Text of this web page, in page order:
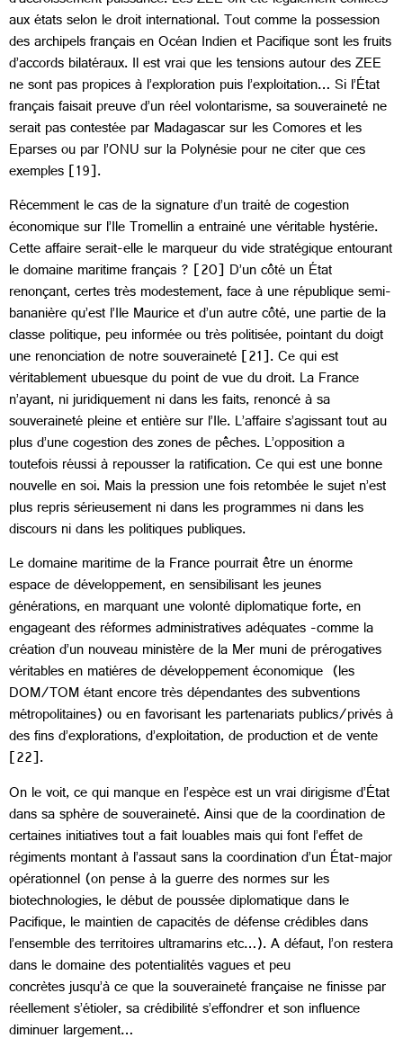
aux états selon le droit international. Tout comme la possession
des archipels français en Océan Indien et Pacifique sont les fruits
d’accords bilatéraux. Il est vrai que les tensions autour des ZEE
ne sont pas propices à l’exploration puis l’exploitation… Si l’État
français faisait preuve d’un réel volontarisme, sa souveraineté ne
serait pas contestée par Madagascar sur les Comores et les
Eparses ou par l’ONU sur la Polynésie pour ne citer que ces
exemples [19].
Récemment le cas de la signature d’un traité de cogestion
économique sur l’Ile Tromellin a entrainé une véritable hystérie.
Cette affaire serait-elle le marqueur du vide stratégique entourant
le domaine maritime français ? [20] D’un côté un État
renonçant, certes très modestement,face à une république semi-
bananière qu’est l’Ile Maurice et d’un autre côté, une partie de la
classe politique, peu informée ou très politisée,pointant du doigt
une renonciation de notre souveraineté [21]. Ce qui est
véritablement ubuesque du point de vue du droit. La France
n’ayant, ni juridiquement ni dans les faits, renoncé à sa
souveraineté pleine et entière sur l’Ile. L’affaire s’agissant tout au
plus d’une cogestion des zones de pêches. L’opposition a
toutefois réussi à repousser la ratification. Ce qui est une bonne
nouvelle en soi. Mais la pression une fois retombée le sujet n’est
plus repris sérieusement ni dans les programmes ni dans les
discours ni dans les politiques publiques.
Le domaine maritime de la France pourrait être un énorme
espace de développement, en sensibilisant les jeunes
générations, en marquant une volonté diplomatique forte, en
engageant des réformes administratives adéquates -comme la
création d’un nouveau ministère de la Mer muni de prérogatives
véritables en matiéres de développement économique (les
DOM/TOM étant encore très dépendantes des subventions
métropolitaines) ou en favorisant les partenariats publics/privés à
des fins d’explorations, d’exploitation, de production et de vente
[22].
On le voit, ce qui manque en l’espèce est un vrai dirigisme d’État
dans sa sphère de souveraineté. Ainsi que de la coordination de
certaines initiatives tout a fait louables mais qui font l’effet de
régiments montant à l’assaut sans la coordination d’un État-major
opérationnel (on pense à la guerre des normes sur les
biotechnologies, le début de poussée diplomatique dans le
Pacifique, le maintien de capacités de défense crédibles dans
l’ensemble des territoires ultramarins etc…). A défaut, l’on restera
dans le domaine des potentialités vagues et peu
concrètes jusqu’à ce que la souveraineté française ne finisse par
réellement s’étioler, sa crédibilité s’effondrer et son influence
diminuer largement…